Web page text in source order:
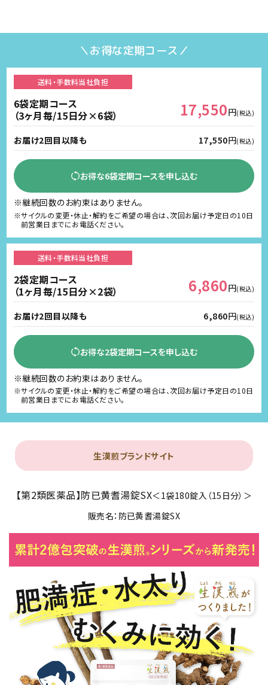
＼お得な定期コース／
送料・手数料当社負担
6袋定期コース
（3ヶ月毎/15日分×6袋）
17,550円(税込)
お届け2回目以降も 17,550円(税込)
お得な6袋定期コースを申し込む
※継続回数のお約束はありません。
※サイクルの変更・休止・解約をご希望の場合は、次回お届け予定日の10日
前営業日までにお電話ください。
送料・手数料当社負担
2袋定期コース
（1ヶ月毎/15日分×2袋）
6,860円(税込)
お届け2回目以降も 6,860円(税込)
お得な2袋定期コースを申し込む
※継続回数のお約束はありません。
※サイクルの変更・休止・解約をご希望の場合は、次回お届け予定日の10日
前営業日までにお電話ください。
生漢煎ブランドサイト
【第2類医薬品】防已黄耆湯錠SX＜1袋180錠入（15日分）＞
販売名：防已黄耆湯錠SX